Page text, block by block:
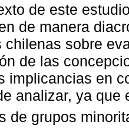
de este
de manera
chilenas sobre
de las
implicancias en
analizar, ya
de grupos